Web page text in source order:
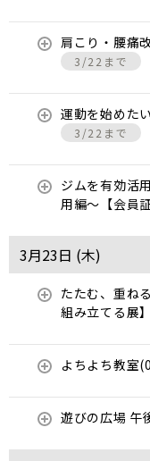
肩こり・腰痛
3/22まで
運動を始めた
3/22まで
ジムを有効活
用編〜【会員
3月23日 (木)
たたむ、重ね
組み立てる展】
よちよち教室
遊びの広場 午